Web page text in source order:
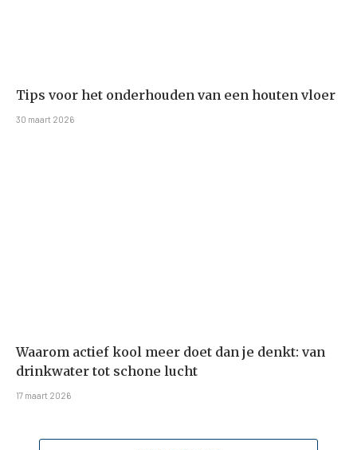
Tips voor het onderhouden van een houten vloer
30 maart 2026
Waarom actief kool meer doet dan je denkt: van
drinkwater tot schone lucht
17 maart 2026